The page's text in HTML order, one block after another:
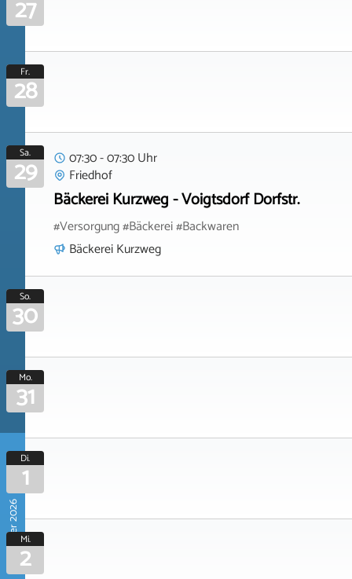
27
Fr.
28
Sa.
29
07:30 - 07:30 Uhr
Friedhof
Bäckerei Kurzweg - Voigtsdorf Dorfstr.
#Versorgung #Bäckerei #Backwaren
Bäckerei Kurzweg
So.
30
Mo.
31
September 2026
Di.
1
Mi.
2